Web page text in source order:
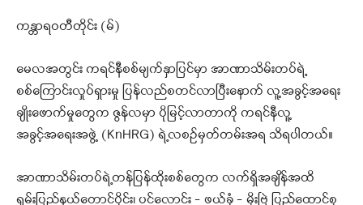
ကန္တာရဝတီတိုင်း (မ်)
မေလအတွင်း ကရင်နီစစ်မျက်နှာပြင်မှာ အာဏာသိမ်းတပ်ရဲ့
စစ်ကြောင်းလှုပ်ရှားမှု ပြန်လည်စတင်လာပြီးနောက် လူ့အခွင့်အရေး
ချိုးဖောက်မှုတွေက ဇွန်လမှာ ပိုမြင့်လာတာကို ကရင်နီလူ့
အခွင့်အရေးအဖွဲ့ (KnHRG) ရဲ့လစဥ်မှတ်တမ်းအရ သိရပါတယ်။
အာဏာသိမ်းတပ်ရဲ့တန်ပြန်ထိုးစစ်တွေက လက်ရှိအချိန်အထိ
ရှမ်းပြည်နယ်တောင်ပိုင်း၊ ပင်လောင်း – ဖယ်ခုံ – မိုးဗြဲ ပြည်‌‌ထောင်စု